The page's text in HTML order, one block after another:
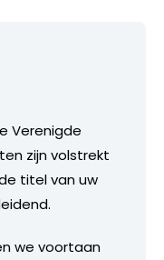
Verenigde
zijn volstrekt
titel van uw
we voortaan